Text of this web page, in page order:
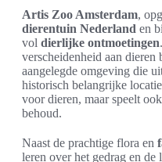
Artis Zoo Amsterdam,
dierentuin Nederland en
vol dierlijke ontmoetingen
verscheidenheid aan
aangelegde omgeving die
historisch belangrijke
voor dieren, maar speelt
behoud.
Naast de prachtige flora en
leren over het gedrag en